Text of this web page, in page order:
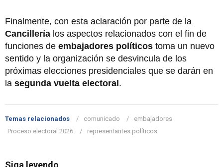
Finalmente, con esta aclaración por parte de la
Cancillería los aspectos relacionados con el fin de
funciones de embajadores políticos toma un nuevo
sentido y la organización se desvincula de los
próximas elecciones presidenciales que se darán en
la segunda vuelta electoral .
Temas relacionados comunicado
embajadores
Proceso electoral 2026
representantes políticos
Siga leyendo